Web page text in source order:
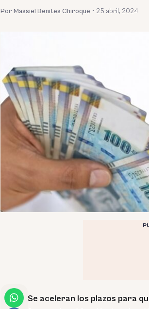
Por Massiel Benites Chiroque • 25 abril, 2024
Se aceleran los plazos para